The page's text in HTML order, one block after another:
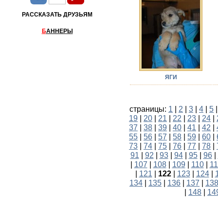
ЯГИ
страницы: 1 | 2 | 3 | 4 | 5
19 | 20 | 21 | 22 | 23 | 24 |
37 | 38 | 39 | 40 | 41 | 42 |
55 | 56 | 57 | 58 | 59 | 60 |
73 | 74 | 75 | 76 | 77 | 78 |
91 | 92 | 93| 94| 95| 96|
| 107 | 108| 109 | 110|
| 121 | 122| 123| 124|
134 | 135 | 136 | 137 | 138
| 148 |
РАССКАЗАТЬ ДРУЗЬЯМ
БАННЕРЫ